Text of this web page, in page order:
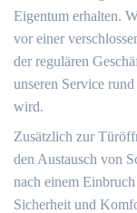
Eigentum erhalten.
vor einer
der regulären
unseren Service
wird.​
Zusätzlich zur
den Austausch von
nach einem
Sicherheit und